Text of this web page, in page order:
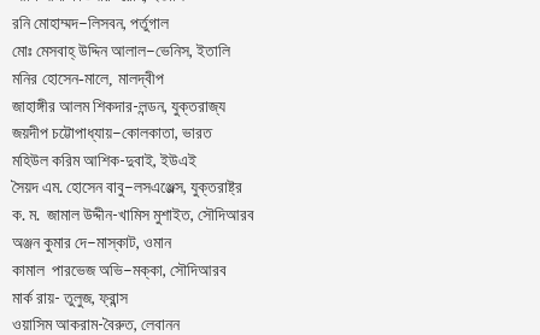
রনি মোহাম্মদ–লিসবন, পর্তুগাল
মোঃ মেসবাহ্ উদ্দিন আলাল–ভেনিস,ইতালি
মনির হোসেন-মালে, মালদ্বীপ
জাহাঙ্গীর আলম শিকদার-লন্ডন, যুক্তরাজ্য
জয়দীপ চট্টোপাধ্যায়–কোলকাতা, ভারত
মহিউল করিম আশিক-দুবাই, ইউএই
সৈয়দ এম. হোসেন বাবু–লসএঞ্জেল্স, যুক্তরাষ্ট্র
ক. ম. জামাল উদ্দীন-খামিস মুশাইত, সৌদিআরব
অঞ্জন কুমার দে–মাস্কাট, ওমান
কামাল পারভেজ অভি–মক্কা, সৌদিআরব
মার্ক রায়- তুলুজ, ফ্রান্স
ওয়াসিম আকরাম-বৈরুত, লেবানন